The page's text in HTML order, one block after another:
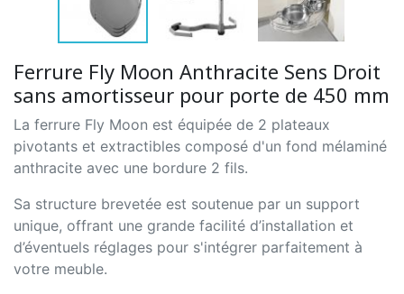
Ferrure Fly Moon Anthracite Sens Droit
sans amortisseur pour porte de 450 mm
La ferrure Fly Moon est équipée de 2 plateaux
pivotants et extractibles composé d'un fond mélaminé
anthracite avec une bordure 2 fils.
Sa structure brevetée est soutenue par un support
unique, offrant une grande facilité d’installation et
d’éventuels réglages pour s'intégrer parfaitement à
votre meuble.